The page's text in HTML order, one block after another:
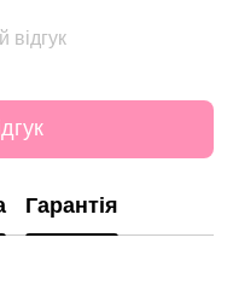
відгук
Гарантія